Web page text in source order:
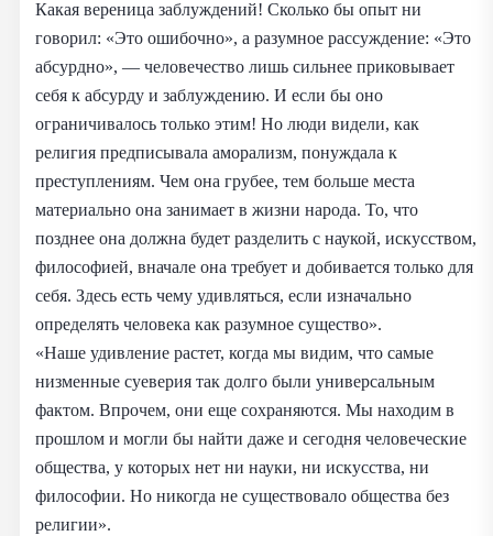
Какая вереница заблуждений! Сколько бы опыт ни
говорил: «Это ошибочно», а разумное рассуждение: «Это
абсурдно», — человечество лишь сильнее приковывает
себя к абсурду и заблуждению. И если бы оно
ограничивалось только этим! Но люди видели, как
религия предписывала аморализм, понуждала к
преступлениям. Чем она грубее, тем больше места
материально она занимает в жизни народа. То, что
позднее она должна будет разделить с наукой, искусством,
философией, вначале она требует и добивается только для
себя. Здесь есть чему удивляться, если изначально
определять человека как разумное существо».
«Наше удивление растет, когда мы видим, что самые
низменные суеверия так долго были универсальным
фактом. Впрочем, они еще сохраняются. Мы находим в
прошлом и могли бы найти даже и сегодня человеческие
общества, у которых нет ни науки, ни искусства, ни
философии. Но никогда не существовало общества без
религии».